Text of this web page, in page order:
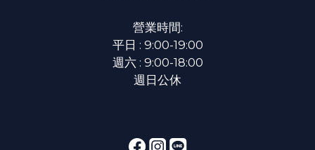
營業時間:
平日 : 9:00-19:00
週六 : 9:00-18:00
週日公休